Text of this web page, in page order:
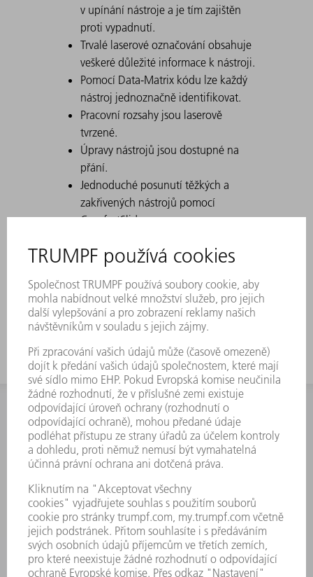
v upínání nástroje a je tím zajištěn
proti vypadnutí.
Trvalé laserové označování obsahuje
veškeré důležité informace k nástroji.
Pomocí Data-Matrix kódu lze každý
nástroj jednoznačně identifikovat.
Pracovní rozsahy jsou laserově
tvrzené.
Úpravy nástrojů jsou dostupné na
přání.
Jednoduché posunutí těžkých a
zakřivených nástrojů pomocí
ComfortSlide
vhodné pro U-díly
použijte nástroj s velkou pracovní
výškou
INFORMACE
Často kladené dotazy
Všeobecné obchodní podmínky
KONTAKTNÍ ÚDAJE
Náhradní díly
+420 251 106 254
Po - čt 8:00 - 17:00
Pá 8:00 - 16:00
ND@trumpf.com
KONTAKTNÍ ÚDAJE